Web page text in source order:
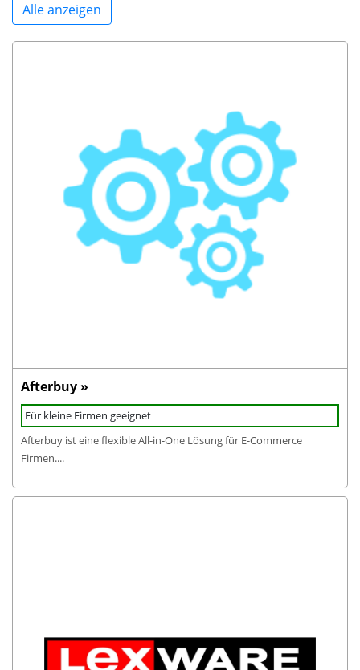
Alle anzeigen
Afterbuy »
Für kleine Firmen geeignet
Afterbuy ist eine flexible All-in-One Lösung für E-Commerce
Firmen....